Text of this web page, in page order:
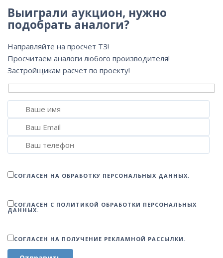
Выиграли аукцион, нужно
подобрать аналоги?
Направляйте на просчет ТЗ!
Просчитаем аналоги любого производителя!
Застройщикам расчет по проекту!
СОГЛАСЕН НА ОБРАБОТКУ ПЕРСОНАЛЬНЫХ ДАННЫХ.
СОГЛАСЕН С ПОЛИТИКОЙ ОБРАБОТКИ ПЕРСОНАЛЬНЫХ
ДАННЫХ.
СОГЛАСЕН НА ПОЛУЧЕНИЕ РЕКЛАМНОЙ РАССЫЛКИ.